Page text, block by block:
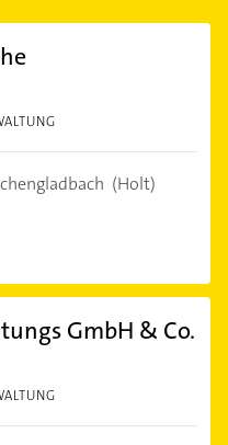
(Holt)
GmbH & Co.